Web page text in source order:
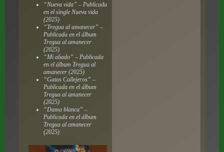
“Nueva vida” – Publicada
en el single Nueva vida
(2025)
“Tregua al amanecer” –
Publicada en el álbum
Tregua al amanecer
(2025)
“Mi aliado” – Publicada
en el álbum Tregua al
amanecer(2025)
“Gatos Callejeros” –
Publicada en el álbum
Tregua al amanecer
(2025)
“Dama blanca” –
Publicada en el álbum
Tregua al amanecer
(2025)